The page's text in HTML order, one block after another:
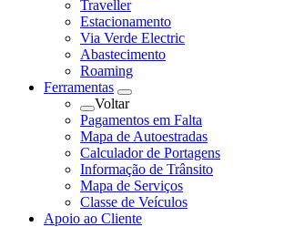
Traveller
Estacionamento
Via Verde Electric
Abastecimento
Roaming
Ferramentas
Voltar
Pagamentos em Falta
Mapa de Autoestradas
Calculador de Portagens
Informação de Trânsito
Mapa de Serviços
Classe de Veículos
Apoio ao Cliente